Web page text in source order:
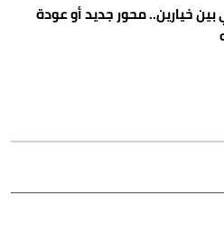
بين خيارين.. محور جديد أو عودة